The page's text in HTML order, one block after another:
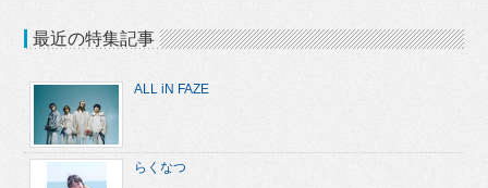
最近の特集記事
ALL iN FAZE
らくなつ